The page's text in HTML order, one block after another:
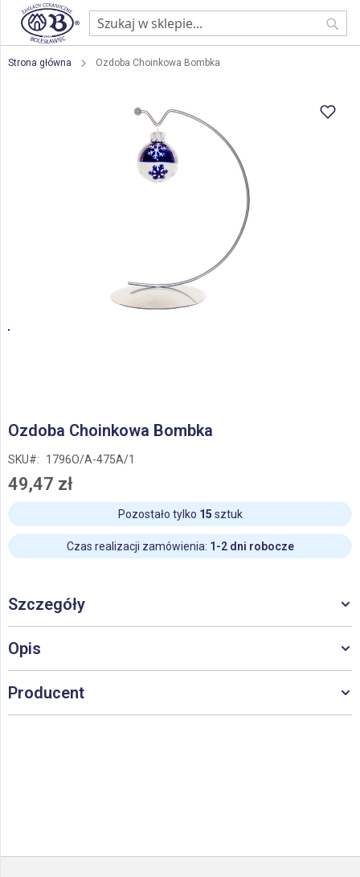
Strona główna Ozdoba Choinkowa Bombka
na
galerii
Ozdoba Choinkowa Bombka
SKU 1796O/A-475A/1
49,47 zł
Pozostało tylko 15 sztuk
Czas realizacji zamówienia: 1-2 dni robocze
Szczegóły
Opis
Producent